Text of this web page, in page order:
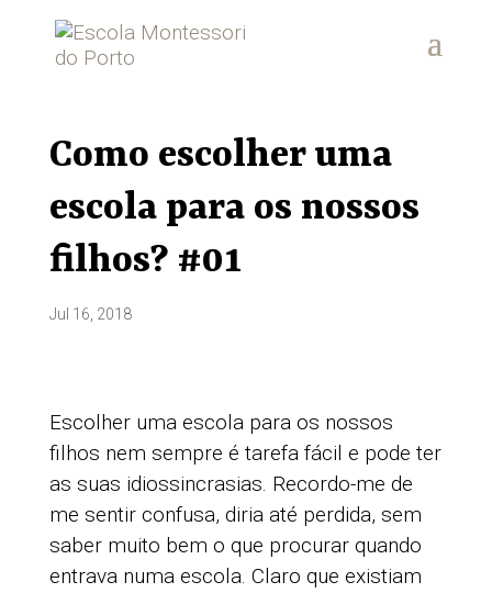
Como escolher uma
escola para os nossos
filhos? #01
Jul 16, 2018
Escolher uma escola para os nossos
filhos nem sempre é tarefa fácil e pode ter
as suas idiossincrasias. Recordo-me de
me sentir confusa, diria até perdida, sem
saber muito bem o que procurar quando
entrava numa escola. Claro que existiam